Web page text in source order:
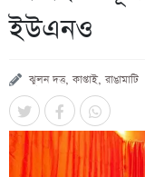
ইউএনও
ঝুলন দত্ত, কাপ্তাই, রাঙামাটি